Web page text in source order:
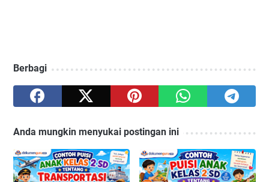
Berbagi
Anda mungkin menyukai postingan ini